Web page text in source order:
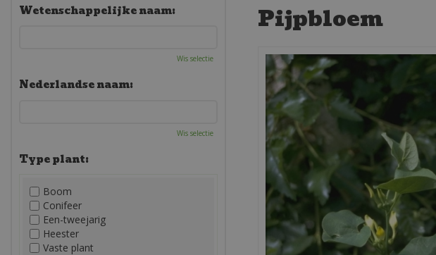
Pijpbloem
Wetenschappelijke naam:
Wis selectie
Nederlandse naam:
Wis selectie
Type plant:
Boom
Conifeer
Een-tweejarig
Heester
Vaste plant